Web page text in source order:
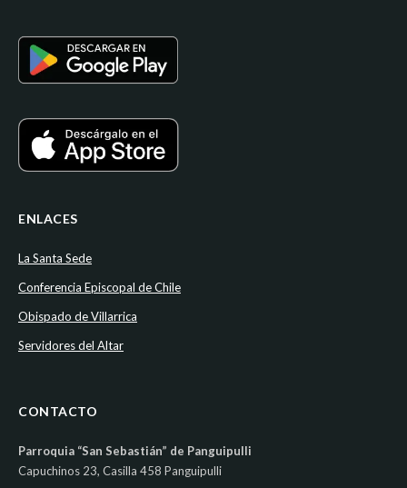
ENLACES
La Santa Sede
Conferencia Episcopal de Chile
Obispado de Villarrica
Servidores del Altar
CONTACTO
Parroquia “San Sebastián” de Panguipulli
Capuchinos 23, Casilla 458 Panguipulli